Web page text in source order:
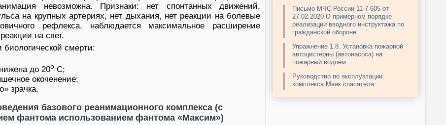
невозможна. Признаки: нет спонтанных движений,
на крупных артериях, нет дыхания, нет реакции на болевые
рефлекса, наблюдается максимальное расширение
на свет.
биологической смерти:
до 20о С;
окоченение;
зрачка.
базового реанимационного комплекса (с
фантома использованием фантома «Максим»)
Письмо МЧС России 11-7-605 от
27.02.2020 О примерном порядке
реализации вводного инструктажа по
гражданской обороне
Упражнение 1.8. Установка пожарной
автоцистерны (автонасоса) на
пожарный водоем
Руководство по эксплуатации
комплекса Маяк спасателя